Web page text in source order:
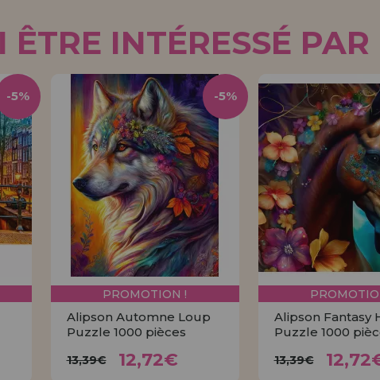
INTÉRESSÉ PAR
-5%
PROMOTION !
Alipson Automne Loup
Puzzle 1000 pièces
13,39€ 12,72€
-5%
Alipson Fantasy
Puzzle 1000
13,39€